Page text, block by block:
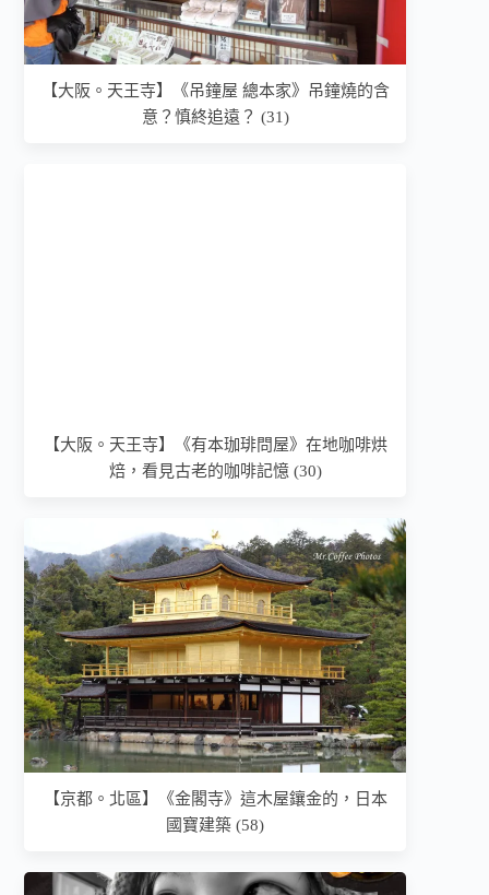
【大阪。天王寺】《吊鐘屋 總本家》吊鐘燒的含
意？慎終追遠？ (31)
【大阪。天王寺】《有本珈琲問屋》在地咖啡烘
焙，看見古老的咖啡記憶 (30)
【京都。北區】《金閣寺》這木屋鑲金的，日本
國寶建築 (58)